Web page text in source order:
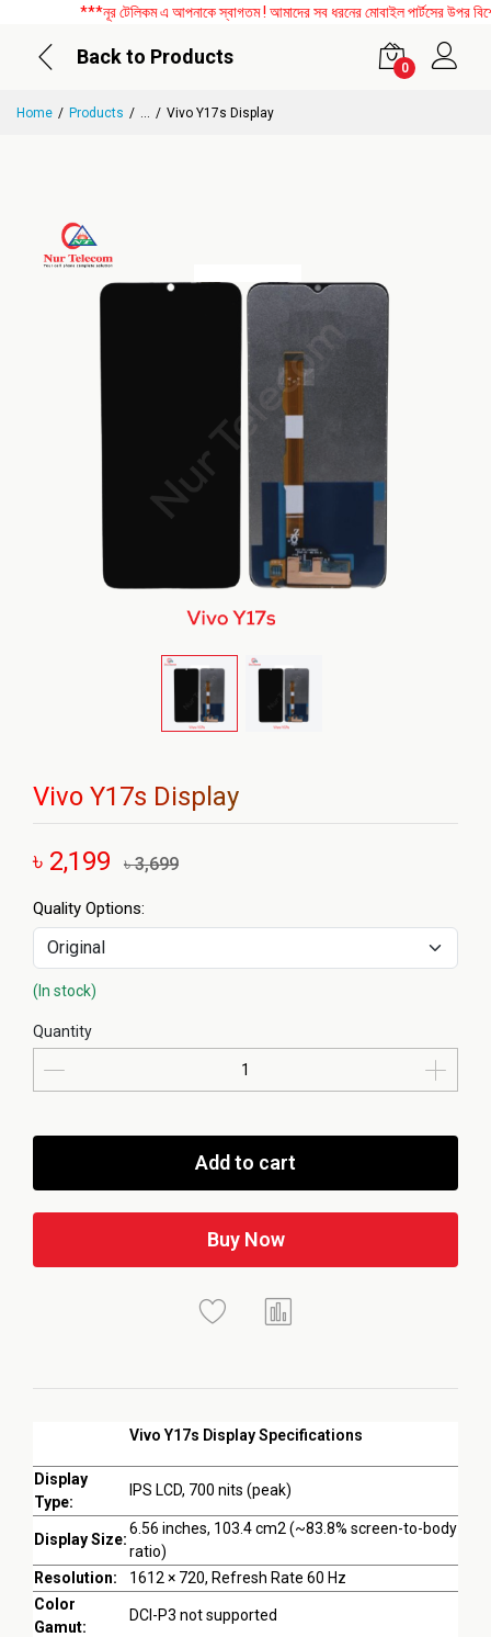
***নূর টেলিকম এ আপনাকে স্বাগতম ! আমাদের সব ধরনের মোবাইল পার্টসের উপর
Back to Products
0
Home Products ... Vivo Y17s Display
Vivo Y17s Display
৳ 2,199 ৳ 3,699
Vivo Y17s Display Specifications
Display
Type:
IPS LCD, 700 nits (peak)
Display Size:
6.56 inches, 103.4 cm2 (~83.8% screen-to-body
ratio)
Resolution:
1612 × 720, Refresh Rate 60 Hz
Color
Gamut:
DCI-P3 not supported
Quality Options:
(In stock)
Quantity
Add to cart
Buy Now